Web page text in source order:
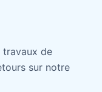
travaux de
sur notre